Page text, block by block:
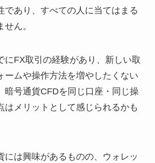
であり、すべての人に当てはまる
ん。
にFX取引の経験があり、新しい取
ームや操作方法を増やしたくない
暗号通貨CFDを同じ口座・同じ操
はメリットとして感じられるかも
には興味があるものの、ウォレッ